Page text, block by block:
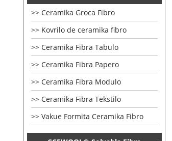
Ceramika Groca Fibro
Kovrilo de ceramika fibro
Ceramika Fibra Tabulo
Ceramika Fibra Papero
Ceramika Fibra Modulo
Ceramika Fibra Tekstilo
Vakue Formita Ceramika Fibro